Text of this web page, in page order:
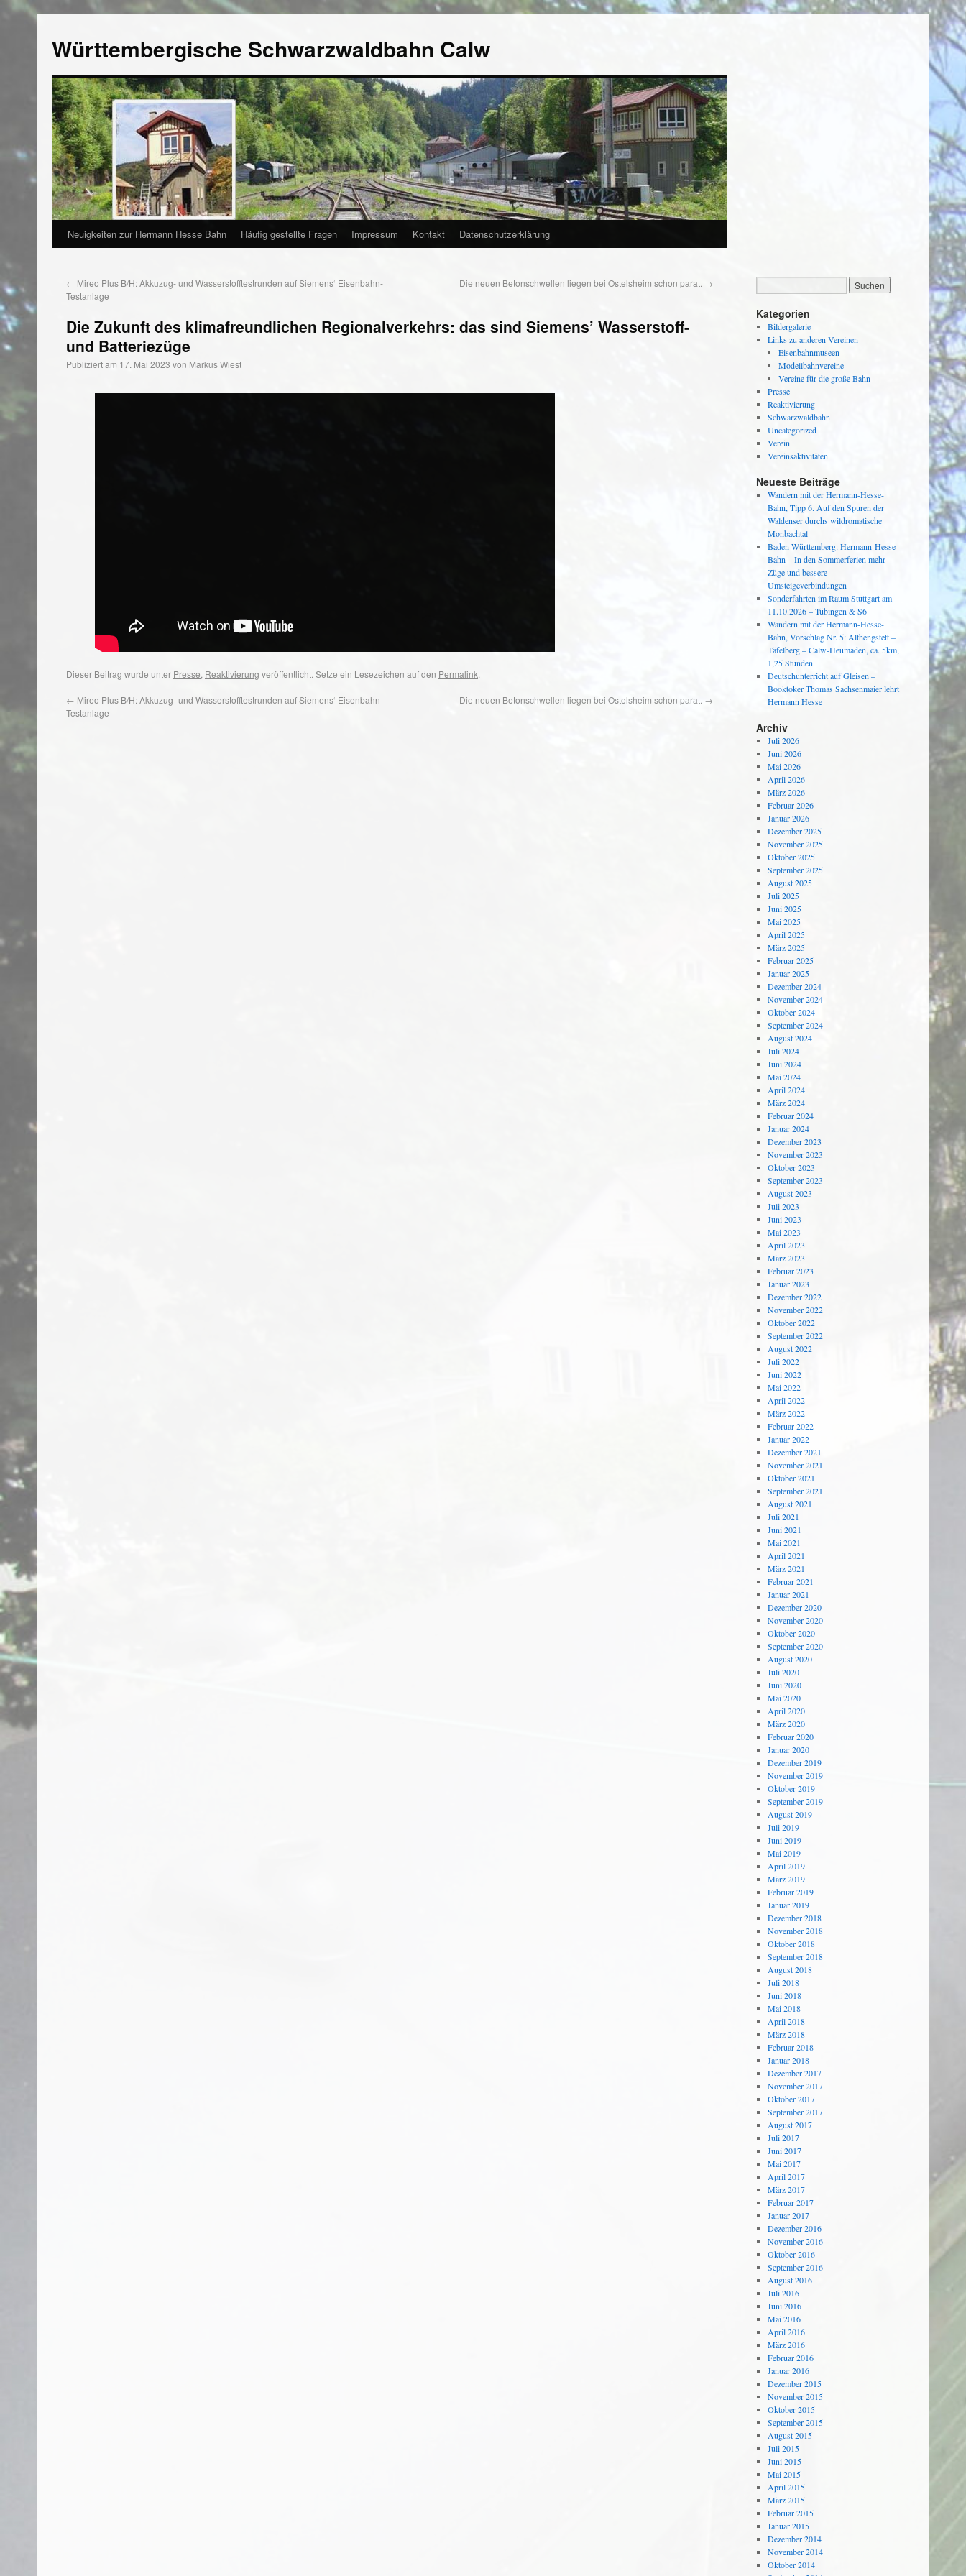
Württembergische Schwarzwaldbahn Calw
Neuigkeiten zur Hermann Hesse Bahn Häufig gestellte Fragen Impressum Kontakt Datenschutzerklärung
← Mireo Plus B/H: Akkuzug- und Wasserstofftestrunden auf Siemens‘ Eisenbahn-
Testanlage
Die neuen Betonschwellen liegen bei Ostelsheim schon parat. →
Die Zukunft des klimafreundlichen Regionalverkehrs: das sind Siemens’ Wasserstoff-
und Batteriezüge
Publiziert am 17. Mai 2023 von Markus Wiest
Dieser Beitrag wurde unter Presse, Reaktivierung veröffentlicht. Setze ein Lesezeichen auf den Permalink.
← Mireo Plus B/H: Akkuzug- und Wasserstofftestrunden auf Siemens‘ Eisenbahn-
Testanlage
Die neuen Betonschwellen liegen bei Ostelsheim schon parat. →
Kategorien
Bildergalerie
Links zu anderen Vereinen
Eisenbahnmuseen
Modellbahnvereine
Vereine für die große Bahn
Presse
Reaktivierung
Schwarzwaldbahn
Uncategorized
Verein
Vereinsaktivitäten
Neueste Beiträge
Wandern mit der Hermann-Hesse-
Bahn, Tipp 6. Auf den Spuren der
Waldenser durchs wildromatische
Monbachtal
Baden-Württemberg: Hermann-Hesse-
Bahn – In den Sommerferien mehr
Züge und bessere
Umsteigeverbindungen
Sonderfahrten im Raum Stuttgart am
11.10.2026 – Tübingen & S6
Wandern mit der Hermann-Hesse-
Bahn, Vorschlag Nr. 5: Althengstett –
Täfelberg – Calw-Heumaden, ca. 5km,
1,25 Stunden
Deutschunterricht auf Gleisen –
Booktoker Thomas Sachsenmaier lehrt
Hermann Hesse
Archiv
Juli 2026
Juni 2026
Mai 2026
April 2026
März 2026
Februar 2026
Januar 2026
Dezember 2025
November 2025
Oktober 2025
September 2025
August 2025
Juli 2025
Juni 2025
Mai 2025
April 2025
März 2025
Februar 2025
Januar 2025
Dezember 2024
November 2024
Oktober 2024
September 2024
August 2024
Juli 2024
Juni 2024
Mai 2024
April 2024
März 2024
Februar 2024
Januar 2024
Dezember 2023
November 2023
Oktober 2023
September 2023
August 2023
Juli 2023
Juni 2023
Mai 2023
April 2023
März 2023
Februar 2023
Januar 2023
Dezember 2022
November 2022
Oktober 2022
September 2022
August 2022
Juli 2022
Juni 2022
Mai 2022
April 2022
März 2022
Februar 2022
Januar 2022
Dezember 2021
November 2021
Oktober 2021
September 2021
August 2021
Juli 2021
Juni 2021
Mai 2021
April 2021
März 2021
Februar 2021
Januar 2021
Dezember 2020
November 2020
Oktober 2020
September 2020
August 2020
Juli 2020
Juni 2020
Mai 2020
April 2020
März 2020
Februar 2020
Januar 2020
Dezember 2019
November 2019
Oktober 2019
September 2019
August 2019
Juli 2019
Juni 2019
Mai 2019
April 2019
März 2019
Februar 2019
Januar 2019
Dezember 2018
November 2018
Oktober 2018
September 2018
August 2018
Juli 2018
Juni 2018
Mai 2018
April 2018
März 2018
Februar 2018
Januar 2018
Dezember 2017
November 2017
Oktober 2017
September 2017
August 2017
Juli 2017
Juni 2017
Mai 2017
April 2017
März 2017
Februar 2017
Januar 2017
Dezember 2016
November 2016
Oktober 2016
September 2016
August 2016
Juli 2016
Juni 2016
Mai 2016
April 2016
März 2016
Februar 2016
Januar 2016
Dezember 2015
November 2015
Oktober 2015
September 2015
August 2015
Juli 2015
Juni 2015
Mai 2015
April 2015
März 2015
Februar 2015
Januar 2015
Dezember 2014
November 2014
Oktober 2014